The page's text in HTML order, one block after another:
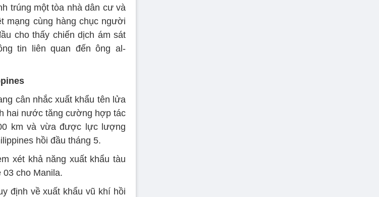
trúng một tòa nhà dân cư và
mạng cùng hàng chục người
cho thấy chiến dịch ám sát
tin liên quan đến ông al-
cân nhắc xuất khẩu tên lửa
hai nước tăng cường hợp tác
km và vừa được lực lượng
hồi đầu tháng 5.
xét khả năng xuất khẩu tàu
03 cho Manila.
định về xuất khẩu vũ khí hồi